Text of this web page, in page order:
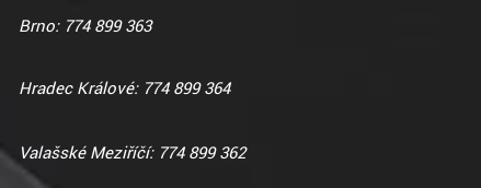
Brno: 774 899 363
Hradec Králové: 774 899 364
Valašské Meziříčí: 774 899 362